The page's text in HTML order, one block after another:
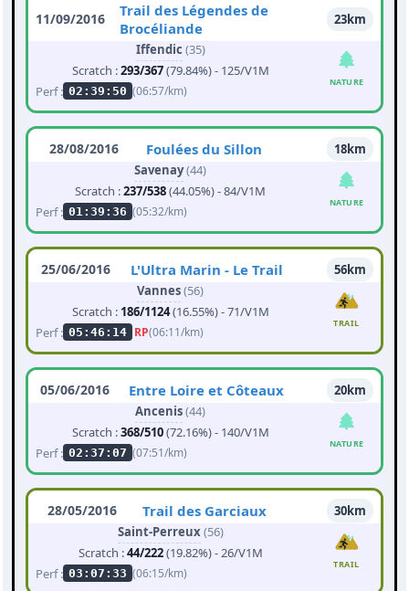
11/09/2016
Trail des Légendes de
Brocéliande
23km
Iffendic (35)
Scratch :293/367(79.84%) - 125/V1M
Perf : 02:39:50 (06:57/km)
NATURE
28/08/2016 Foulées du Sillon
18km
Savenay(44)
Scratch :237/538(44.05%) - 84/V1M
Perf : 01:39:36 (05:32/km)
NATURE
25/06/2016 L'Ultra Marin - Le Trail
56km
Vannes(56)
Scratch : 186/1124(16.55%) - 71/V1M
Perf : 05:46:14 RP(06:11/km)
TRAIL
05/06/2016 Entre Loire et Côteaux
20km
Ancenis(44)
Scratch :368/510(72.16%) - 140/V1M
Perf : 02:37:07 (07:51/km)
NATURE
28/05/2016 Trail des Garciaux
30km
Saint-Perreux(56)
Scratch :44/222(19.82%) - 26/V1M
Perf : 03:07:33 (06:15/km)
TRAIL